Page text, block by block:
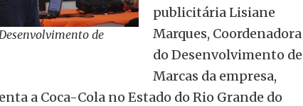
de
publicitária Lisiane
Marques, Coordenadora
do Desenvolvimento de
Marcas da empresa,
a Coca-Cola no Estado do Rio Grande do